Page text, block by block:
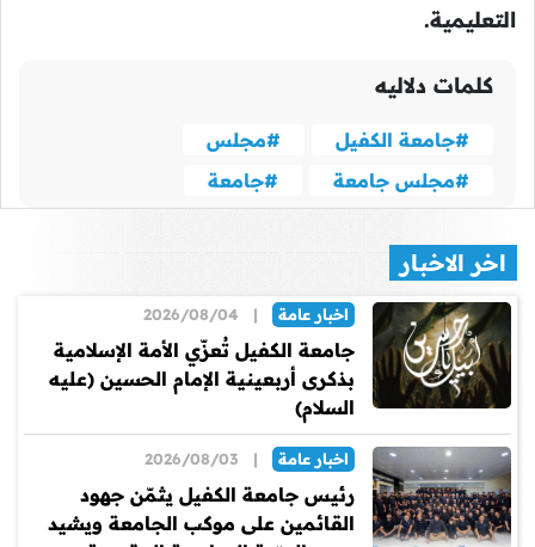
التعليمية.
كلمات دلاليه
#جامعة الكفيل
#مجلس
#مجلس جامعة
#جامعة
اخر الاخبار
اخبار عامة |
2026/08/04
جامعة الكفيل تُعزّي الأمة الإسلامية
بذكرى أربعينية الإمام الحسين (عليه
السلام)
اخبار عامة |
2026/08/03
رئيس جامعة الكفيل يثمّن جهود
القائمين على موكب الجامعة ويشيد